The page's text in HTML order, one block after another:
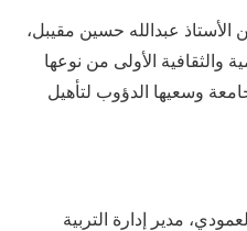
الأستاذ عبدالله حسين مقيبل،
والثقافية الأولى من نوعها
وسعيها الدؤوب لتأهيل
مدير إدارة التربية